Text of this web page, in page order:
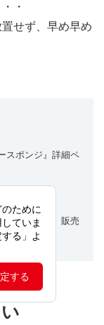
・
せず、早め早め
スポンジ』詳細ペ
ページ
ピカジェル』販売